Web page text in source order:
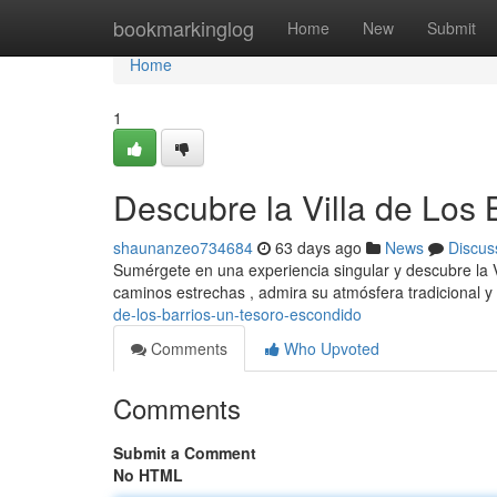
bookmarkinglog Home New Submit
Home
Home
1
Descubre la Villa de Los
shaunanzeo734684 63 days ago News
Sumérgete en una experiencia singular y descubre
caminos estrechas , admira su atmósfera tradicional
de-los-barrios-un-tesoro-escondido
Comments
Who Upvoted
Comments
Submit a Comment
No HTML